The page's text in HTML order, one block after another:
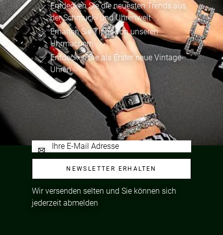
Entdecken Sie die neuesten Trends aus
der Schmuck- und Uhrenwelt
Erhalten Sie Tipps von unseren
Uhrmachern
Entdecken Sie als Erster neue Vintage-
Uhren
NEWSLETTER ERHALTEN
Wir versenden selten und Sie können sich
jederzeit abmelden